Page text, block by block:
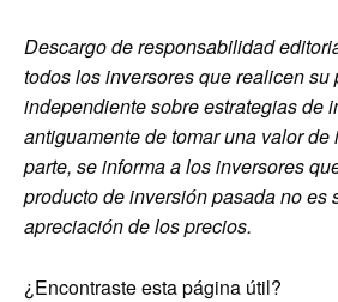
Descargo de responsabilidad
todos los inversores que realicen
independiente sobre estrategias de
antiguamente de tomar una valor de
parte, se informa a los inversores
producto de inversión pasada no es
apreciación de los precios.
¿Encontraste esta página útil?